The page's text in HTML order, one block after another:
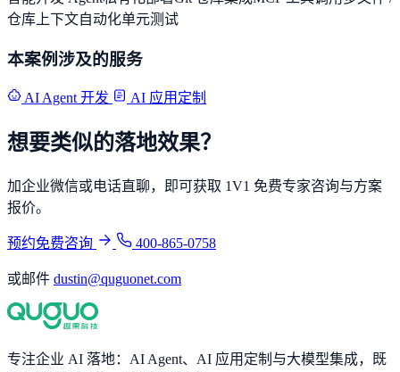
仓库上下文自动化单元测试
本案例涉及的服务
AI Agent 开发 AI 应用定制
想要类似的落地效果？
加企业微信或电话直聊，即可获取 1V1 免费专家咨询与方案
报价。
预约免费咨询 400-865-0758
或邮件 dustin@quguonet.com
专注企业 AI 落地：AI Agent、AI 应用定制与大模型集成，既